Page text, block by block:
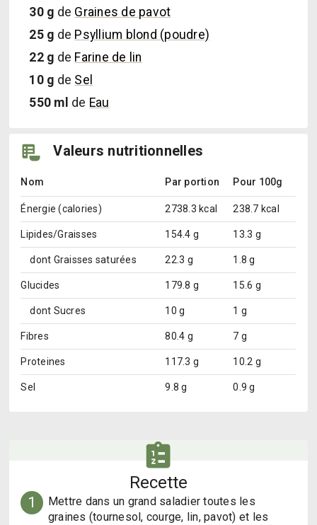
30g de Graines de pavot
25g de Psyllium blond (poudre)
22g de Farine de lin
10g de Sel
550 ml de Eau
Valeurs nutritionnelles
Nom Par portion Pour 100g
Énergie (calories) 2738.3 kcal 238.7 kcal
Lipides/Graisses 154.4 g 13.3 g
dont Graisses saturées 22.3 g 1.8 g
Glucides 179.8 g 15.6 g
dont Sucres 10 g 1 g
Fibres 80.4 g 7 g
Proteines 117.3 g 10.2 g
Sel 9.8 g 0.9 g
Recette
1
Mettre dans un grand saladier toutes les
graines (tournesol, courge, lin, pavot) et les